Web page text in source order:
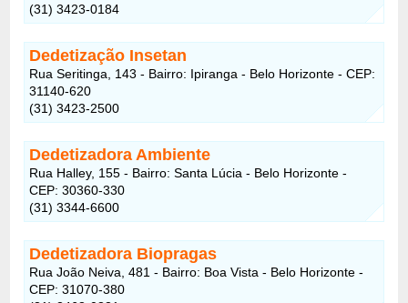
(31) 3423-0184
Dedetização Insetan
Rua Seritinga, 143 - Bairro: Ipiranga - Belo Horizonte - CEP:
31140-620
(31) 3423-2500
Dedetizadora Ambiente
Rua Halley, 155 - Bairro: Santa Lúcia - Belo Horizonte -
CEP: 30360-330
(31) 3344-6600
Dedetizadora Biopragas
Rua João Neiva, 481 - Bairro: Boa Vista - Belo Horizonte -
CEP: 31070-380